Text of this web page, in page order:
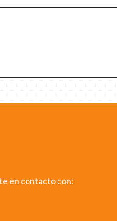
no verbales de los perros y a
la perspectiva de un perro.
en contacto con: